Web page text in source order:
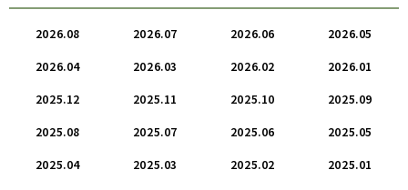
2026.08 2026.07 2026.06 2026.05
2026.04 2026.03 2026.02 2026.01
2025.12 2025.11 2025.10 2025.09
2025.08 2025.07 2025.06 2025.05
2025.04 2025.03 2025.02 2025.01